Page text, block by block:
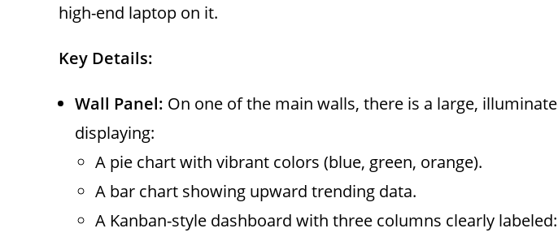
high-end laptop on it.
Key Details:
Wall Panel: On one of the main walls, there is a large,
displaying:
A pie chart with vibrant colors (blue, green, orange).
A bar chart showing upward trending data.
A Kanban-style dashboard with three columns clearly labeled: